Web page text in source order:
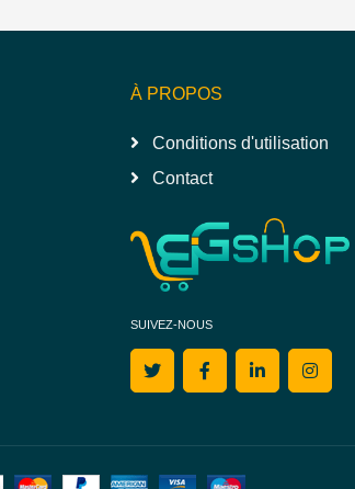
À PROPOS
Conditions d'utilisation
Contact
SUIVEZ-NOUS